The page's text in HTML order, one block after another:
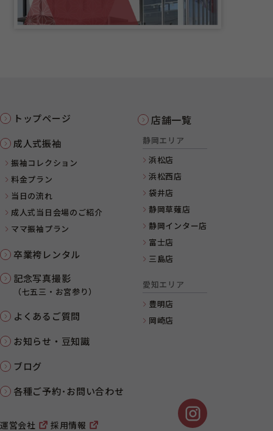
トップページ
成人式振袖
振袖コレクション
料金プラン
当日の流れ
成人式当日会場のご紹介
ママ振袖プラン
卒業袴レンタル
記念写真撮影
（七五三・お宮参り）
よくあるご質問
お知らせ・豆知識
ブログ
各種ご予約･お問い合わせ
店舗一覧
静岡エリア
浜松店
浜松西店
袋井店
静岡草薙店
静岡インター店
富士店
三島店
愛知エリア
豊明店
岡崎店
運営会社 採用情報